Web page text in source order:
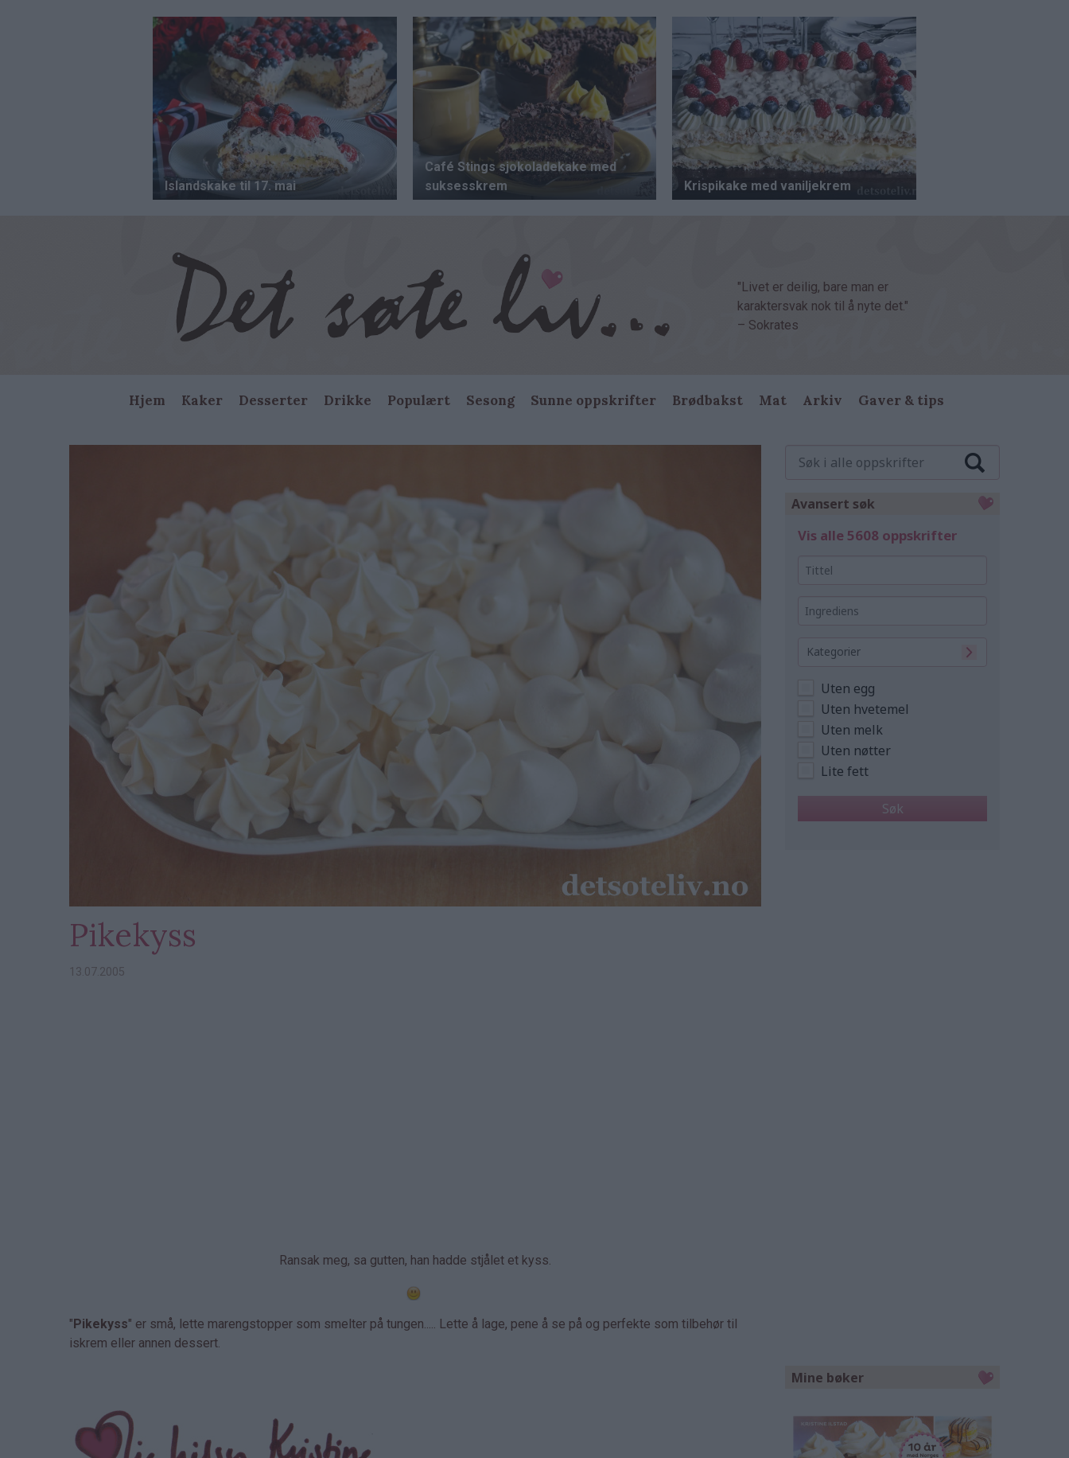
"Livet er deilig, bare man er
karaktersvak nok til å nyte det."
– Sokrates
Main
navigation
Hjem Kaker Desserter Drikke Populært Sesong Sunne oppskrifter Brødbakst Mat Arkiv Gaver & tips
Pikekyss
13.07.2005
Ransak meg, sa gutten, han hadde stjålet et kyss.
"Pikekyss" er små, lette marengstopper som smelter på tungen..... Lette å lage, pene å se på og perfekte som tilbehør til
iskrem eller annen dessert.
Avansert søk
Vis alle 5608 oppskrifter
Kategorier
Uten egg
Uten hvetemel
Uten melk
Uten nøtter
Lite fett
Mine bøker